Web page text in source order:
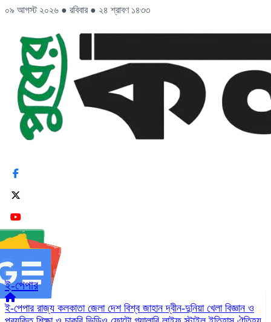
০৯ আগস্ট ২০২৬ ● রবিবার ● ২৪ শ্রাবণ ১৪৩৩
ই-পেপার
ই-পেপার রাজ্য কলকাতা জেলা দেশ বিশ্ব জাহানদ্বীন-দুনিয়া খেলা বিজ্ঞান ও